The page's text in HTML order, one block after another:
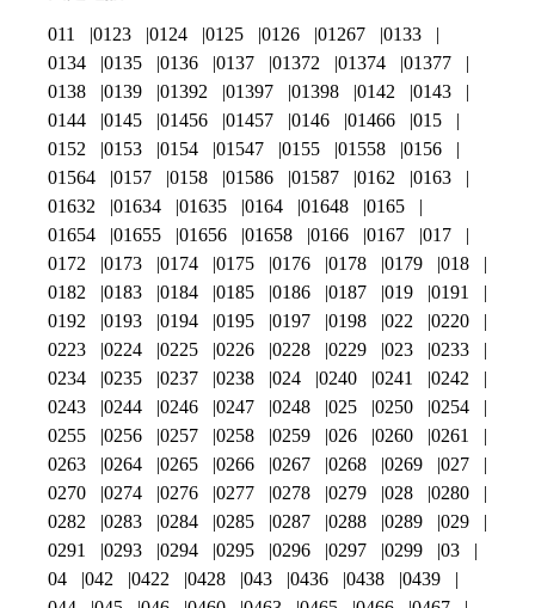
011 0123 0124 0125 0126 01267
0133
0134
0135 0136 0137 01372 01374
01377
0138
0139 01392 01397 01398 0142
0143
0144
0145 01456 01457 0146 01466
015
0152
0153 0154 01547 0155 01558
0156
01564
0157 0158 01586 01587 0162
0163
01632
01634 01635 0164 01648
0165
01654
01655 01656 01658 0166 0167
017
0172
0173 0174 0175 0176 0178 0179
018
0182
0183 0184 0185 0186 0187 019
0191
0192
0193 0194 0195 0197 0198 022
0220
0223
0224 0225 0226 0228 0229 023
0233
0234
0235 0237 0238 024 0240 0241
0242
0243
0244 0246 0247 0248 025 0250
0254
0255
0256 0257 0258 0259 026 0260
0261
0263
0264 0265 0266 0267 0268 0269
027
0270
0274 0276 0277 0278 0279 028
0280
0282
0283 0284 0285 0287 0288 0289
029
0291
0293 0294 0295 0296 0297 0299
03
04
042 0422 0428 043 0436 0438
0439